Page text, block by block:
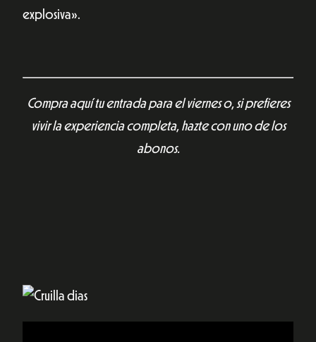
explosiva».
Compra aquí tu entrada para el viernes o, si prefieres
vivir la experiencia completa, hazte con uno de los
abonos.